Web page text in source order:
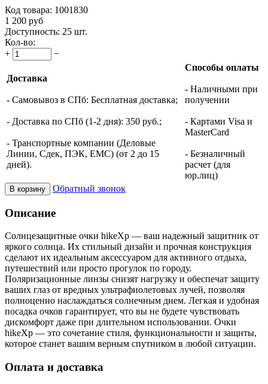
Код товара: 1001830
1 200 руб
Доступность: 25 шт.
Кол-во:
+
−
Доставка
- Самовывоз в СПб: Бесплатная доставка;
- Доставка по СПб (1-2 дня): 350 руб.;
- Транспортные компании (Деловые
Линии, Сдек, ПЭК, ЕМС) (от 2 до 15
дней).
Способы оплаты
- Наличными при
получении
- Картами Visa и
MasterCard
- Безналичный
расчет (для
юр.лиц)
В корзину Обратный звонок
Описание
Солнцезащитные очки hikeXp — ваш надежный защитник от
яркого солнца. Их стильный дизайн и прочная конструкция
сделают их идеальным аксессуаром для активного отдыха,
путешествий или просто прогулок по городу.
Поляризационные линзы снизят нагрузку и обеспечат защиту
ваших глаз от вредных ультрафиолетовых лучей, позволяя
полноценно наслаждаться солнечным днем. Легкая и удобная
посадка очков гарантирует, что вы не будете чувствовать
дискомфорт даже при длительном использовании. Очки
hikeXp — это сочетание стиля, функциональности и защиты,
которое станет вашим верным спутником в любой ситуации.
Оплата и доставка